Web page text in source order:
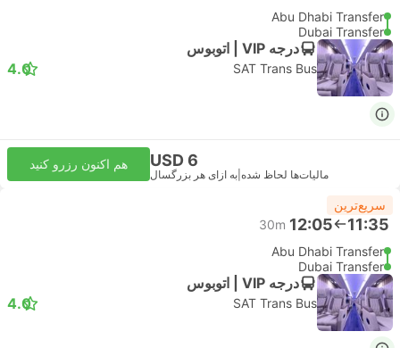
Abu Dhabi Transfer
Dubai Transfer
درجه VIP | اتوبوس
SAT Trans Bus
4.0
USD 6
مالیات‌ها لحاظ شده به ازای هر بزرگسال
هم اکنون رزرو کنید
سریع‌ترین
11:35
12:05
30m
Abu Dhabi Transfer
Dubai Transfer
درجه VIP | اتوبوس
SAT Trans Bus
4.0